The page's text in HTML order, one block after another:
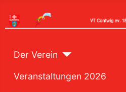
Der Verein
Veranstaltungen 2026